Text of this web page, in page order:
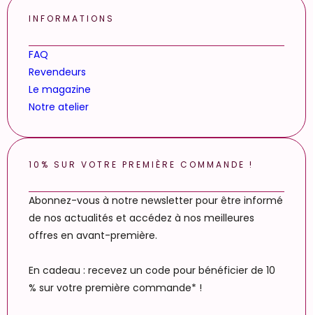
INFORMATIONS
FAQ
Revendeurs
Le magazine
Notre atelier
10% SUR VOTRE PREMIÈRE COMMANDE !
Abonnez-vous à notre newsletter pour être informé
de nos actualités et accédez à nos meilleures
offres en avant-première.
En cadeau : recevez un code pour bénéficier de 10
% sur votre première commande* !